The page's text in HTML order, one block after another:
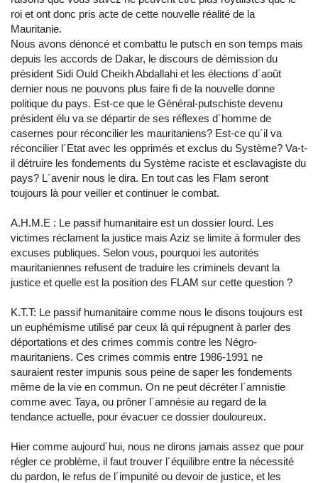
roi et ont donc pris acte de cette nouvelle réalité de la
Mauritanie.
Nous avons dénoncé et combattu le putsch en son temps mais
depuis les accords de Dakar, le discours de démission du
président Sidi Ould Cheikh Abdallahi et les élections d´août
dernier nous ne pouvons plus faire fi de la nouvelle donne
politique du pays. Est-ce que le Général-putschiste devenu
président élu va se départir de ses réflexes d´homme de
casernes pour réconcilier les mauritaniens? Est-ce qu´il va
réconcilier l´Etat avec les opprimés et exclus du Système? Va-t-
il détruire les fondements du Système raciste et esclavagiste du
pays? L´avenir nous le dira. En tout cas les Flam seront
toujours là pour veiller et continuer le combat.
A.H.M.E : Le passif humanitaire est un dossier lourd. Les
victimes réclament la justice mais Aziz se limite à formuler des
excuses publiques. Selon vous, pourquoi les autorités
mauritaniennes refusent de traduire les criminels devant la
justice et quelle est la position des FLAM sur cette question ?
K.T.T: Le passif humanitaire comme nous le disons toujours est
un euphémisme utilisé par ceux là qui répugnent à parler des
déportations et des crimes commis contre les Négro-
mauritaniens. Ces crimes commis entre 1986-1991 ne
sauraient rester impunis sous peine de saper les fondements
même de la vie en commun. On ne peut décréter l´amnistie
comme avec Taya, ou prôner l´amnésie au regard de la
tendance actuelle, pour évacuer ce dossier douloureux.
Hier comme aujourd´hui, nous ne dirons jamais assez que pour
régler ce problème, il faut trouver l´équilibre entre la nécessité
du pardon, le refus de l´impunité ou devoir de justice, et les